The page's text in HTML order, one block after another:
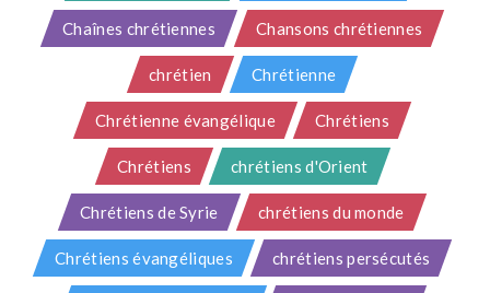
Chaînes chrétiennes Chansons chrétiennes
chrétien Chrétienne
Chrétienne évangélique Chrétiens
Chrétiens chrétiens d'Orient
Chrétiens de Syrie chrétiens du monde
Chrétiens évangéliques chrétiens persécutés